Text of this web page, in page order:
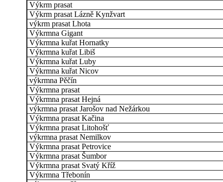
Výkrm prasat
Výkrm prasat Lázně Kynžvart
výkrm prasat Lhota
Výkrmna Gigant
Výkrmna kuřat Hornatky
Výkrmna kuřat Libiš
Výkrmna kuřat Luby
Výkrmna kuřat Nicov
výkrmna Pěčín
Výkrmna prasat
Výkrmna prasat Hejná
výkrmna prasat Jarošov nad Nežárkou
Výkrmna prasat Kačina
Výkrmna prasat Litohošť
výkrmna prasat Nemilkov
Výkrmna prasat Petrovice
Výkrmna prasat Šumbor
Výkrmna prasat Svatý Kříž
Výkrmna Třebonín